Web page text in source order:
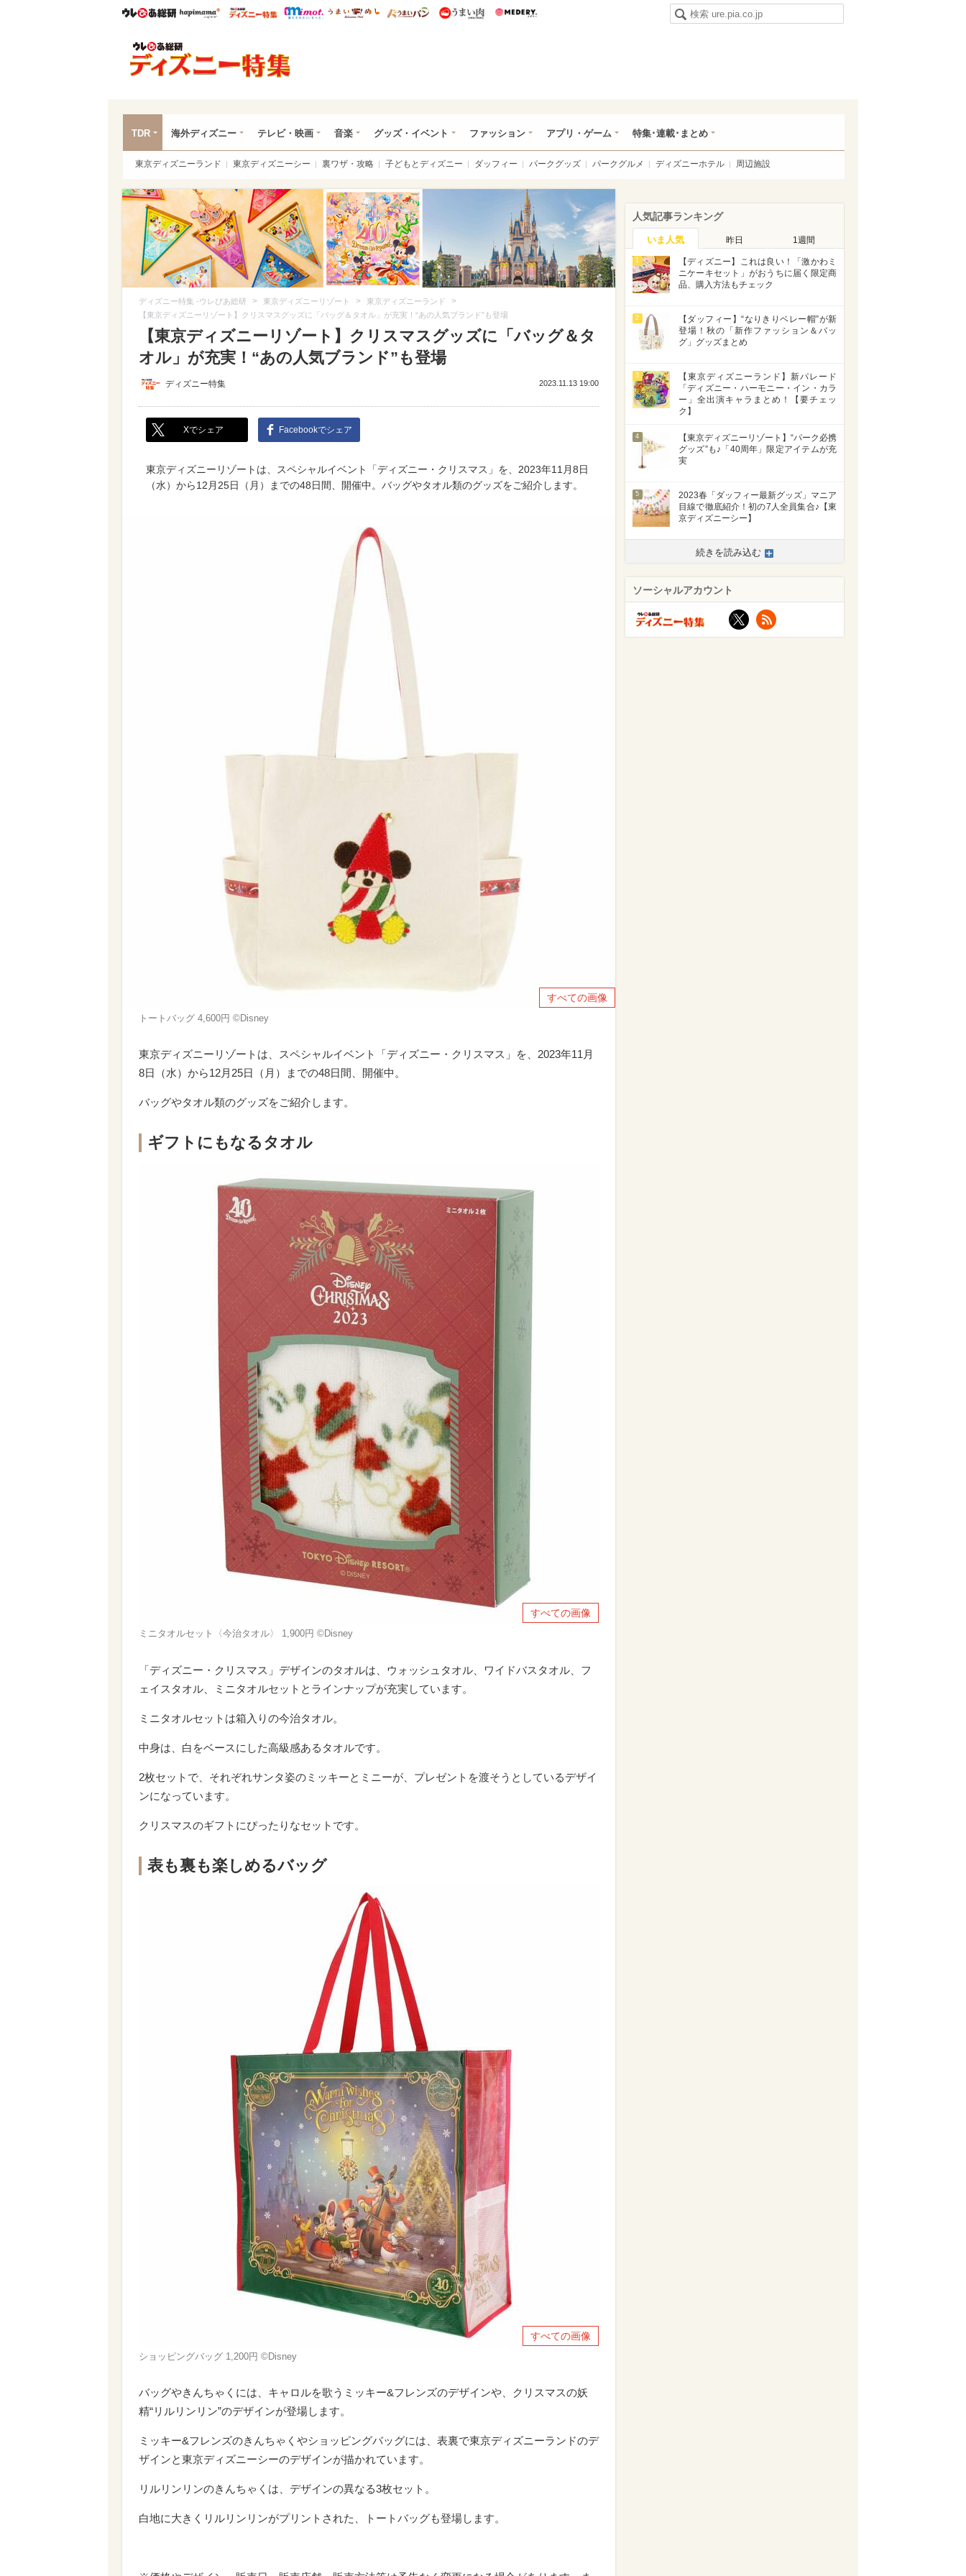
ウレぴあ総研ハピママ* ウレぴあ総研 ディズニー特集
mimot. うまいめし うまいパン うまい肉
TDR 海外ディズニー テレビ・映画 音楽 グッズ・イベント ファッション アプリ・ゲーム 特集･連載･まとめ
東京ディズニーランド 東京ディズニーシー 裏ワザ・攻略 子どもとディズニー ダッフィー パークグッズ パークグルメ ディズニーホテル 周辺施設
ディズニー特集 -ウレぴあ総研 > 東京ディズニーリゾート > 東京ディズニーランド >
【東京ディズニーリゾート】クリスマスグッズに「バッグ＆タオル」が充実！“あの人気ブランド”も登場
【東京ディズニーリゾート】クリスマスグッズに「バッグ＆タ
オル」が充実！“あの人気ブランド”も登場
ディズニー特集 2023.11.13 19:00
Xでシェア Facebookでシェア
東京ディズニーリゾートは、スペシャルイベント「ディズニー・クリスマス」を、2023年11月8日
（水）から12月25日（月）までの48日間、開催中。バッグやタオル類のグッズをご紹介します。
すべての画像
トートバッグ 4,600円 ©︎Disney
東京ディズニーリゾートは、スペシャルイベント「ディズニー・クリスマス」を、2023年11月
8日（水）から12月25日（月）までの48日間、開催中。
バッグやタオル類のグッズをご紹介します。
ギフトにもなるタオル
すべての画像
ミニタオルセット〈今治タオル〉 1,900円 ©︎Disney
「ディズニー・クリスマス」デザインのタオルは、ウォッシュタオル、ワイドバスタオル、フ
ェイスタオル、ミニタオルセットとラインナップが充実しています。
ミニタオルセットは箱入りの今治タオル。
中身は、白をベースにした高級感あるタオルです。
2枚セットで、それぞれサンタ姿のミッキーとミニーが、プレゼントを渡そうとしているデザイ
ンになっています。
クリスマスのギフトにぴったりなセットです。
表も裏も楽しめるバッグ
すべての画像
ショッピングバッグ 1,200円 ©︎Disney
バッグやきんちゃくには、キャロルを歌うミッキー&フレンズのデザインや、クリスマスの妖
精“リルリンリン”のデザインが登場します。
ミッキー&フレンズのきんちゃくやショッピングバッグには、表裏で東京ディズニーランドのデ
ザインと東京ディズニーシーのデザインが描かれています。
リルリンリンのきんちゃくは、デザインの異なる3枚セット。
白地に大きくリルリンリンがプリントされた、トートバッグも登場します。
人気記事ランキング
いま人気 昨日 1週間
1
【ディズニー】これは良い！「激かわミ
ニケーキセット」がおうちに届く限定商
品、購入方法もチェック
2
【ダッフィー】“なりきりベレー帽”が新
登場！秋の「新作ファッション＆バッ
グ」グッズまとめ
3
【東京ディズニーランド】新パレード
「ディズニー・ハーモニー・イン・カラ
ー」全出演キャラまとめ！【要チェッ
ク】
4
【東京ディズニーリゾート】“パーク必携
グッズ”も♪「40周年」限定アイテムが充
実
5
2023春「ダッフィー最新グッズ」マニア
目線で徹底紹介！初の7人全員集合♪【東
京ディズニーシー】
続きを読み込む
ソーシャルアカウント
X